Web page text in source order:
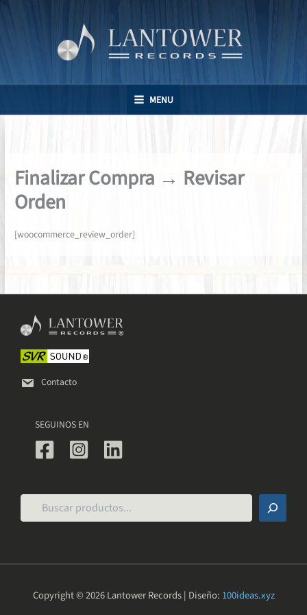
MENU
Finalizar Compra → Revisar
Orden
[woocommerce_review_order]
Contacto
SEGUINOS EN
Buscar
Copyright © 2026 Lantower Records | Diseño: 100ideas.xyz